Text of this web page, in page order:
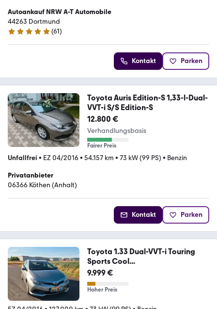
Autoankauf NRW A-T Automobile
44263 Dortmund
4.8 Sterne
(61)
Kontakt Parken
Toyota Auris Edition-S 1,33-l-Dual-
VVT-i S/S Edition-S
12.800 €
Verhandlungsbasis
Fairer Preis
Unfallfrei • EZ 04/2016• 54.157 km • 73 kW (99 PS) • Benzin
Privatanbieter
06366 Köthen (Anhalt)
Kontakt Parken
Toyota 1.33 Dual-VVT-i Touring
Sports Cool...
9.999 €
Hoher Preis